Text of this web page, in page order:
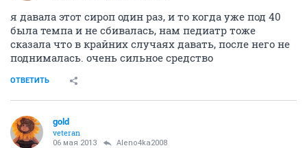
я давала этот сироп один раз, и то когда уже под 40
была темпа и не сбивалась, нам педиатр тоже
сказала что в крайних случаях давать, после него не
поднималась. очень сильное средство
ОТВЕТИТЬ
gold
veteran
06 мая 2013 Aleno4ka2008